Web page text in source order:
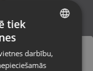
dienas)
RUSSIAN
tiek
darbību,